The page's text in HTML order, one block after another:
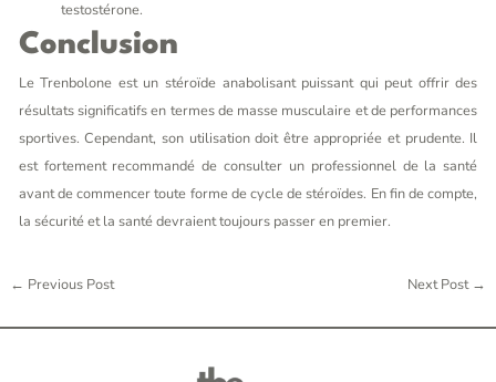
testostérone.
Conclusion
Le Trenbolone est un stéroïde anabolisant puissant qui peut offrir des
résultats significatifs en termes de masse musculaire et de performances
sportives. Cependant, son utilisation doit être appropriée et prudente. Il
est fortement recommandé de consulter un professionnel de la santé
avant de commencer toute forme de cycle de stéroïdes. En fin de compte,
la sécurité et la santé devraient toujours passer en premier.
← Previous Post Next Post →